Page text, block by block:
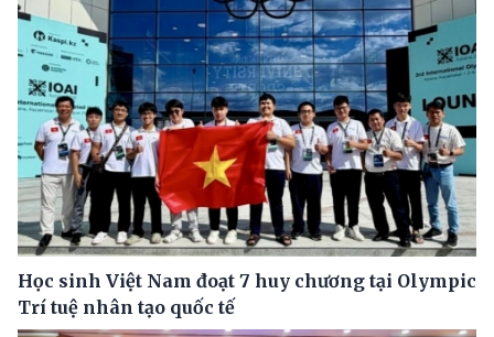
Học sinh Việt Nam đoạt 7 huy chương tại Olympic
Trí tuệ nhân tạo quốc tế